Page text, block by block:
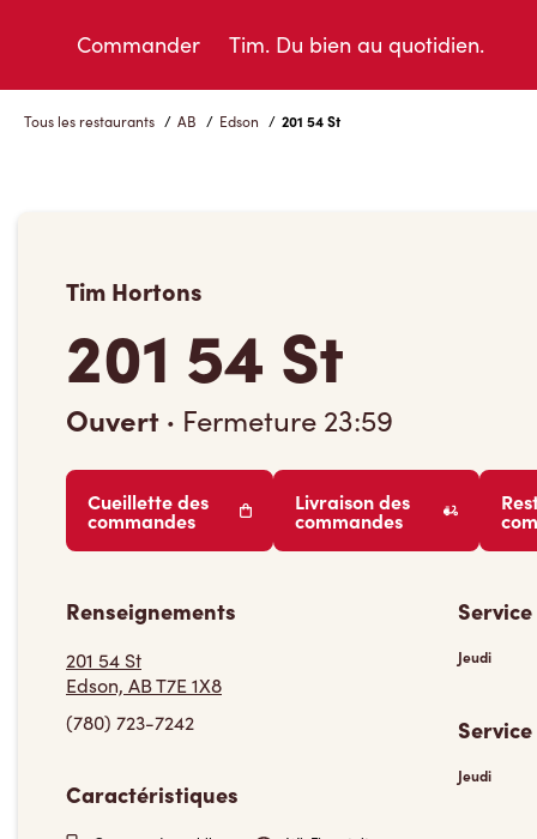
Commander Tim. Du bien au quotidien.
Tous les restaurants / AB / Edson / 201 54 St
Tim Hortons
201 54 St
Ouvert · Fermeture 23:59
Cueillette des
commandes
Livraison des
commandes
Renseignements
201 54 St
Edson, AB T7E 1X8
(780) 723-7242
Caractéristiques
Jeudi
Jeudi